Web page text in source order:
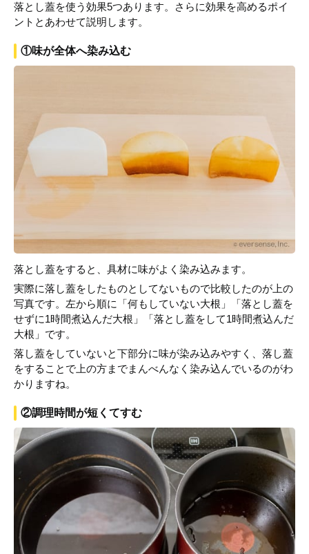
落とし蓋を使う効果5つあります。さらに効果を高めるポイ
ントとあわせて説明します。
①味が全体へ染み込む
落とし蓋をすると、具材に味がよく染み込みます。
実際に落し蓋をしたものとしてないもので比較したのが上の
写真です。左から順に「何もしていない大根」「落とし蓋を
せずに1時間煮込んだ大根」「落とし蓋をして1時間煮込んだ
大根」です。
落し蓋をしていないと下部分に味が染み込みやすく、落し蓋
をすることで上の方までまんべんなく染み込んでいるのがわ
かりますね。
②調理時間が短くてすむ